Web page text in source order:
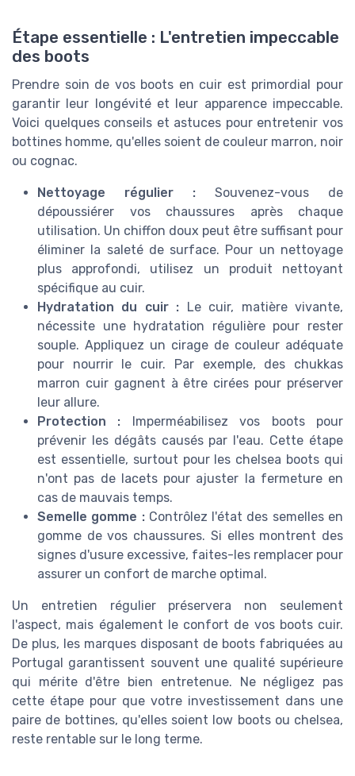
Étape essentielle : L'entretien impeccable
des boots
Prendre soin de vos boots en cuir est primordial pour
garantir leur longévité et leur apparence impeccable.
Voici quelques conseils et astuces pour entretenir vos
bottines homme, qu'elles soient de couleur marron, noir
ou cognac.
Nettoyage régulier : Souvenez-vous de
dépoussiérer vos chaussures après chaque
utilisation. Un chiffon doux peut être suffisant pour
éliminer la saleté de surface. Pour un nettoyage
plus approfondi, utilisez un produit nettoyant
spécifique au cuir.
Hydratation du cuir : Le cuir, matière vivante,
nécessite une hydratation régulière pour rester
souple. Appliquez un cirage de couleur adéquate
pour nourrir le cuir. Par exemple, des chukkas
marron cuir gagnent à être cirées pour préserver
leur allure.
Protection : Imperméabilisez vos boots pour
prévenir les dégâts causés par l'eau. Cette étape
est essentielle, surtout pour les chelsea boots qui
n'ont pas de lacets pour ajuster la fermeture en
cas de mauvais temps.
Semelle gomme :Contrôlez l'état des semelles en
gomme de vos chaussures. Si elles montrent des
signes d'usure excessive, faites-les remplacer pour
assurer un confort de marche optimal.
Un entretien régulier préservera non seulement
l'aspect, mais également le confort de vos boots cuir.
De plus, les marques disposant de boots fabriquées au
Portugal garantissent souvent une qualité supérieure
qui mérite d'être bien entretenue. Ne négligez pas
cette étape pour que votre investissement dans une
paire de bottines, qu'elles soient low boots ou chelsea,
reste rentable sur le long terme.